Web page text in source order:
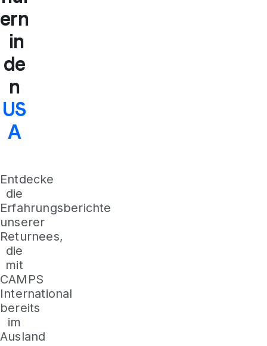
ern
in
de
n
US
A
Entdecke
die
Erfahrungsberichte
unserer
Returnees,
die
mit
CAMPS
International
bereits
im
Ausland